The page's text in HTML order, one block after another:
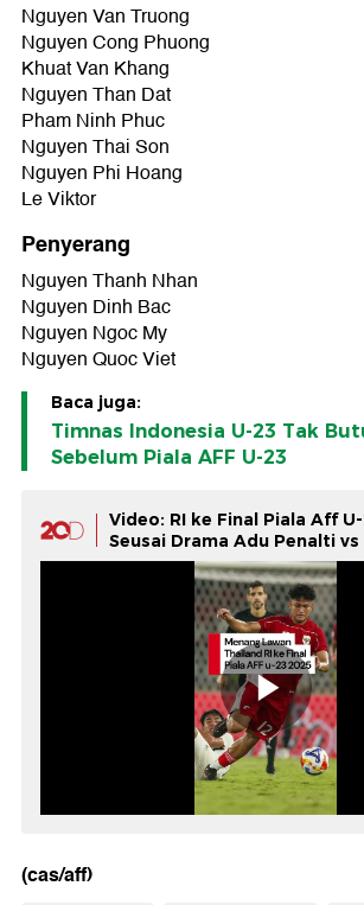
Nguyen Van Truong
Nguyen Cong Phuong
Khuat Van Khang
Nguyen Than Dat
Pham Ninh Phuc
Nguyen Thai Son
Nguyen Phi Hoang
Le Viktor
Penyerang
Nguyen Thanh Nhan
Nguyen Dinh Bac
Nguyen Ngoc My
Nguyen Quoc Viet
Baca juga:
Timnas Indonesia U-23 Tak
Sebelum Piala AFF U-23
Video: RI ke Final Piala Aff
Seusai Drama Adu Penalti vs
(cas/aff)